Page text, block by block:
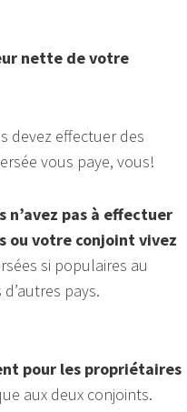
nette de votre
devez effectuer des
vous paye, vous!
n’avez pas à effectuer
ou votre conjoint vivez
si populaires au
pays.
pour les propriétaires
aux deux conjoints.